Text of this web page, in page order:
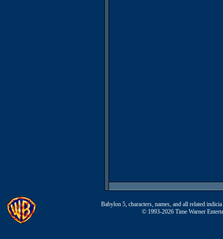
Babylon 5, characters, names, and all related
© 1993-2026 Time Warner